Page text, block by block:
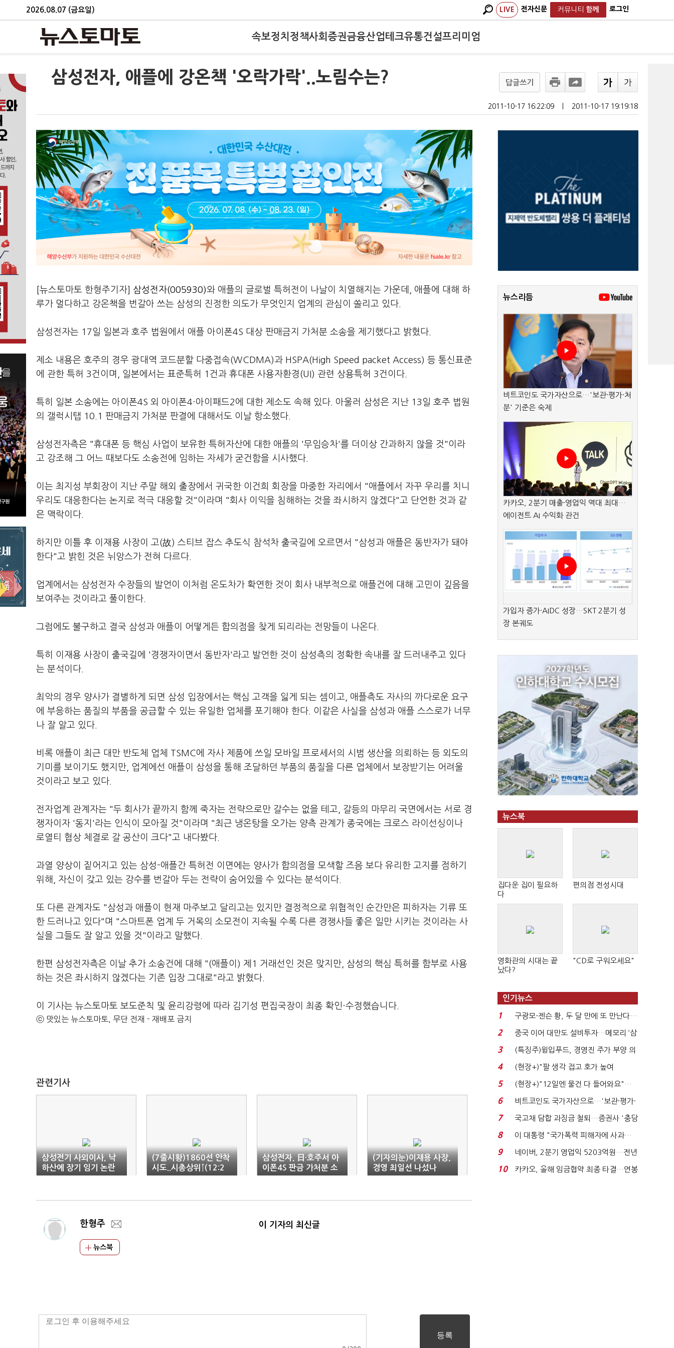
2026.08.07 (금요일) LIVE 전자신문 커뮤니티 함께 로그인
속보정치 정책사회 증권금융산업테크유통건설프리미엄
삼성전자, 애플에 강온책 '오락가락'..노림수는? 답글쓰기
2011-10-17 16:22:09 2011-10-17 19:19:18
[뉴스토마토 한형주기자] 삼성전자(005930)와 애플의 글로벌 특허전이 나날이 치열해지는 가운데, 애플에 대해 하
루가 멀다하고 강온책을 번갈아 쓰는 삼성의 진정한 의도가 무엇인지 업계의 관심이 쏠리고 있다.
삼성전자는 17일 일본과 호주 법원에서 애플 아이폰4S 대상 판매금지 가처분 소송을 제기했다고 밝혔다.
제소 내용은 호주의 경우 광대역 코드분할 다중접속(WCDMA)과 HSPA(High Speed packet Access) 등 통신표준
에 관한 특허 3건이며, 일본에서는 표준특허 1건과 휴대폰 사용자환경(UI) 관련 상용특허 3건이다.
특히 일본 소송에는 아이폰4S 외 아이폰4·아이패드2에 대한 제소도 속해 있다. 아울러 삼성은 지난 13일 호주 법원
의 갤럭시탭 10.1 판매금지 가처분 판결에 대해서도 이날 항소했다.
삼성전자측은 "휴대폰 등 핵심 사업이 보유한 특허자산에 대한 애플의 '무임승차'를 더이상 간과하지 않을 것"이라
고 강조해 그 어느 때보다도 소송전에 임하는 자세가 굳건함을 시사했다.
이는 최지성 부회장이 지난 주말 해외 출장에서 귀국한 이건희 회장을 마중한 자리에서 "애플에서 자꾸 우리를 치니
우리도 대응한다는 논지로 적극 대응할 것"이라며 "회사 이익을 침해하는 것을 좌시하지 않겠다"고 단언한 것과 같
은 맥락이다.
하지만 이틀 후 이재용 사장이 고(故) 스티브 잡스 추도식 참석차 출국길에 오르면서 "삼성과 애플은 동반자가 돼야
한다"고 밝힌 것은 뉘앙스가 전혀 다르다.
업계에서는 삼성전자 수장들의 발언이 이처럼 온도차가 확연한 것이 회사 내부적으로 애플건에 대해 고민이 깊음을
보여주는 것이라고 풀이한다.
그럼에도 불구하고 결국 삼성과 애플이 어떻게든 합의점을 찾게 되리라는 전망들이 나온다.
특히 이재용 사장이 출국길에 '경쟁자이면서 동반자'라고 발언한 것이 삼성측의 정확한 속내를 잘 드러내주고 있다
는 분석이다.
최악의 경우 양사가 결별하게 되면 삼성 입장에서는 핵심 고객을 잃게 되는 셈이고, 애플측도 자사의 까다로운 요구
에 부응하는 품질의 부품을 공급할 수 있는 유일한 업체를 포기해야 한다. 이같은 사실을 삼성과 애플 스스로가 너무
나 잘 알고 있다.
비록 애플이 최근 대만 반도체 업체 TSMC에 자사 제품에 쓰일 모바일 프로세서의 시범 생산을 의뢰하는 등 외도의
기미를 보이기도 했지만, 업계에선 애플이 삼성을 통해 조달하던 부품의 품질을 다른 업체에서 보장받기는 어려울
것이라고 보고 있다.
전자업계 관계자는 "두 회사가 끝까지 함께 죽자는 전략으로만 갈수는 없을 테고, 갈등의 마무리 국면에서는 서로 경
쟁자이자 '동지'라는 인식이 모아질 것"이라며 "최근 냉온탕을 오가는 양측 관계가 종국에는 크로스 라이선싱이나
로열티 협상 체결로 갈 공산이 크다"고 내다봤다.
과열 양상이 짙어지고 있는 삼성-애플간 특허전 이면에는 양사가 합의점을 모색할 즈음 보다 유리한 고지를 점하기
위해, 자신이 갖고 있는 강수를 번갈아 두는 전략이 숨어있을 수 있다는 분석이다.
또 다른 관계자도 "삼성과 애플이 현재 마주보고 달리고는 있지만 결정적으로 위협적인 순간만은 피하자는 기류 또
한 드러나고 있다"며 "스마트폰 업계 두 거목의 소모전이 지속될 수록 다른 경쟁사들 좋은 일만 시키는 것이라는 사
실을 그들도 잘 알고 있을 것"이라고 말했다.
한편 삼성전자측은 이날 추가 소송건에 대해 "(애플이) 제1 거래선인 것은 맞지만, 삼성의 핵심 특허를 함부로 사용
하는 것은 좌시하지 않겠다는 기존 입장 그대로"라고 밝혔다.
이 기사는 뉴스토마토 보도준칙 및 윤리강령에 따라 김기성 편집국장이 최종 확인·수정했습니다.
ⓒ 맛있는 뉴스토마토, 무단 전재 - 재배포 금지
관련기사
삼성전기 사외이사, 낙
하산에 장기 임기 논란
(7줄시황)1860선 안착
시도..시총상위↑(12:2
2)
삼성전자, 日·호주서 아
이폰4S 판금 가처분 소
송
(기자의눈)이재용 사장,
경영 최일선 나섰나
한형주
뉴스북
이 기자의 최신글
뉴스리듬
비트코인도 국가자산으로…'보관·평가·처
분' 기준은 숙제
카카오, 2분기 매출·영업익 역대 최대…
에이전트 AI 수익화 관건
가입자 증가·AIDC 성장…SKT 2분기 성
장 본궤도
뉴스북
집다운 집이 필요하
다
편의점 전성시대
영화관의 시대는 끝
났다?
"CD로 구워오세요"
인기뉴스
1
구광모-젠슨 황, 두 달 만에 또 만난다…
로봇·AI 등 논...
2
중국 이어 대만도 설비투자…메모리 ‘삼
국전쟁’
3
(특징주)윙입푸드, 경영진 주가 부양 의
지에 상한가...
4
(현장+)"팔 생각 접고 호가 높여
요"…'덜 똘똘한 한 채' 20...
5
(현장+)"12일엔 물건 다 들어와요"…
빈 매대 채우며 문 연 ...
6
비트코인도 국가자산으로…'보관·평가·
처분' 기준은 ...
7
국고채 담합 과징금 철퇴…증권사 '충당
금 폭탄' 우려...
8
이 대통령 "국가폭력 피해자에 사과…
적극적 조사로 진...
9
네이버, 2분기 영업익 5203억원…전년
비 0.2% 감소...
10
카카오, 올해 임금협약 최종 타결…연봉